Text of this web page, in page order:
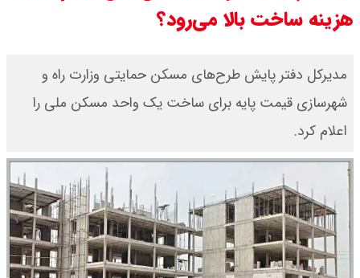
ور شد ؟ / تنگه چه زمانی باز می شود
؟
بقایی : عراقچی و قالیباف به پاکستان
مرداد ۱۴۰۵ اعلام شد/ افزایش قیمت
سکه
هزینه ساخت بالا می‌رود؟
مدیرکل دفتر پایش طرح‌های مسکن حمایتی وزارت راه و
شهرسازی قیمت پایه برای ساخت یک واحد مسکن ملی را
اعلام کرد.